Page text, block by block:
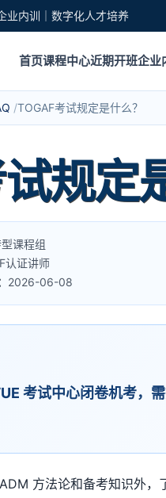
业内训｜数字化人才培养
首页课程中心近期开班企业
TOGAF考试规定是什么？
规定
课程组
认证讲师
2026-06-08
考试中心闭卷机考，
方法论和备考知识外